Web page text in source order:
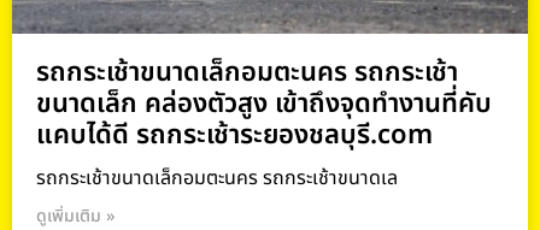
รถกระเช้าขนาดเล็กอมตะนคร รถกระเช้า
ขนาดเล็ก คล่องตัวสูง เข้าถึงจุดทำงานที่คับ
แคบได้ดี รถกระเช้าระยองชลบุรี.com
รถกระเช้าขนาดเล็กอมตะนคร รถกระเช้าขนาดเล
ดูเพิ่มเติม »